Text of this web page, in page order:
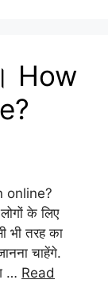
How
online?
के लिए
भी तरह का
चाहेंगे.
… Read